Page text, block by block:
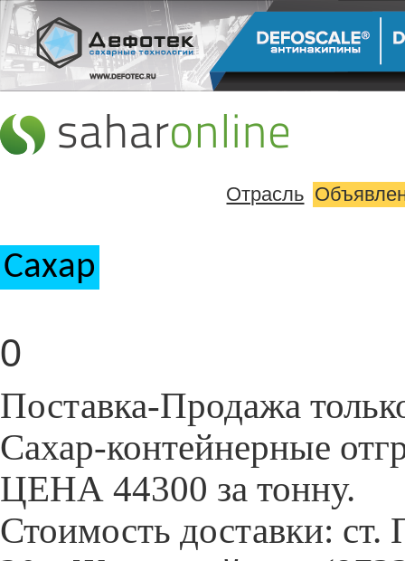
Отрасль
Сахар
0
Поставка-Продажа
Сахар-контейнерные
ЦЕНА 44300 за тонну.
Стоимость доставки: ст.